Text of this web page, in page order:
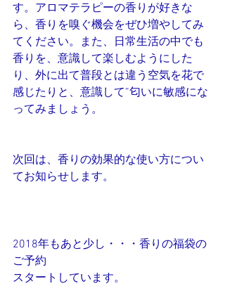
す。アロマテラピーの香りが好きな
ら、香りを嗅ぐ機会をぜひ増やしてみ
てください。また、日常生活の中でも
香りを、意識して楽しむようにした
り、外に出て普段とは違う空気を花で
感じたりと、意識して”匂いに敏感にな
ってみましょう。
次回は、香りの効果的な使い方につい
てお知らせします。
2018年もあと少し・・・香りの福袋の
ご予約
スタートしています。